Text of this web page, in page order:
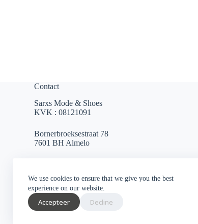
We use cookies to ensure that we give you the best
experience on our website.
Accepteer Decline
Contact
Sarxs Mode & Shoes
KVK : 08121091
Bornerbroeksestraat 78
7601 BH Almelo
0546 812 230
Socials